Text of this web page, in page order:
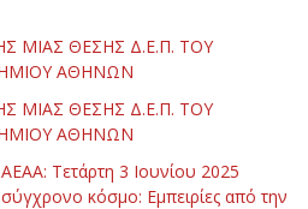
ΜΙΑΣ ΘΕΣΗΣ Δ.Ε.Π. ΤΟΥ
ΑΘΗΝΩΝ
ΜΙΑΣ ΘΕΣΗΣ Δ.Ε.Π. ΤΟΥ
ΑΘΗΝΩΝ
Τετάρτη 3 Ιουνίου 2025
κόσμο: Εμπειρίες από την